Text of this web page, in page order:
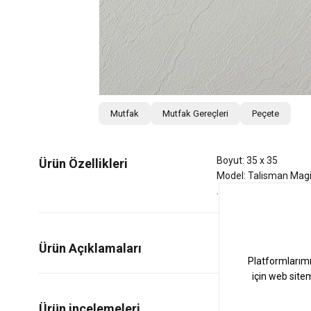
Mutfak Mutfak Gereçleri Peçete
Ürün Özellikleri
Boyut: 35 x 35
Model: Talisman
Ürün Açıklamaları